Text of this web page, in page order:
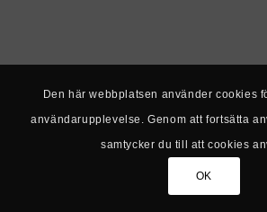
Den här webbplatsen använder cookies
användarupplevelse. Genom att fortsätta
samtycker du till att cookies
OK